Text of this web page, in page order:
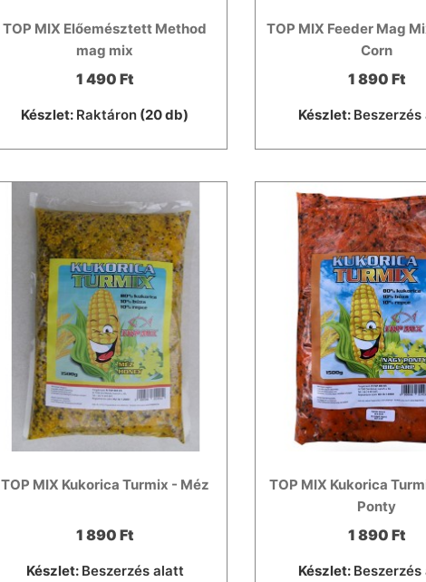
TOP MIX Előemésztett Method
mag mix
1 490 Ft
Készlet: Raktáron (20 db)
TOP MIX Feeder Mag
Corn
1 890 Ft
Készlet:
TOP MIX Kukorica Turmix - Méz
1 890 Ft
Készlet: Beszerzés alatt
TOP MIX Kukorica
Ponty
1 890 Ft
Készlet: